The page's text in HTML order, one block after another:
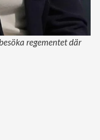
regementet där